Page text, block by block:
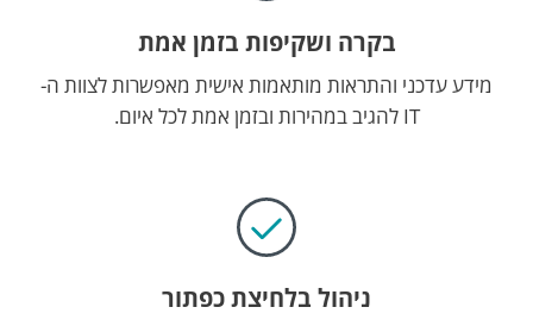
בקרה ושקיפות בזמן אמת
מידע עדכני והתראות מותאמות אישית מאפשרות לצוות ה-
IT להגיב במהירות ובזמן אמת לכל איום.
ניהול בלחיצת כפתור